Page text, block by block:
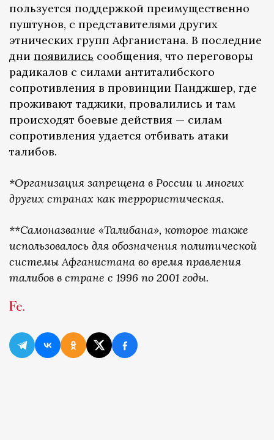
пользуется поддержкой преимущественно
пуштунов, с представителями других
этнических групп Афганистана. В последние
дни появились сообщения, что переговоры
радикалов с силами антиталибского
сопротивления в провинции Панджшер, где
проживают таджики, провалились и там
происходят боевые действия — силам
сопротивления удается отбивать атаки
талибов.
*Организация запрещена в России и многих
других странах как террористическая.
**Самоназвание «Талибана», которое также
использовалось для обозначения политической
системы Афганистана во время правления
талибов в стране с 1996 по 2001 годы.